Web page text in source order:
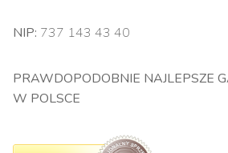
NIP: 737 143 43 40
PRAWDOPODOBNIE NAJLEPSZE
W POLSCE